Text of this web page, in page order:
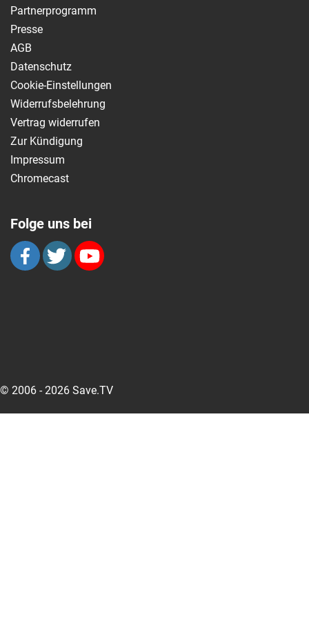
Partnerprogramm
Presse
AGB
Datenschutz
Cookie-Einstellungen
Widerrufsbelehrung
Vertrag widerrufen
Zur Kündigung
Impressum
Chromecast
Folge uns bei
© 2006 - 2026 Save.TV